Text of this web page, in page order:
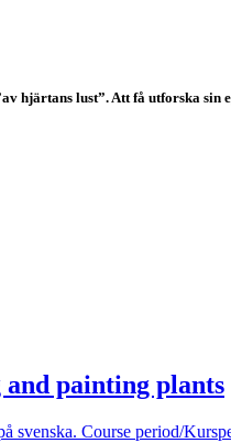
hjärtans lust”. Att få utforska
painting plants
svenska. Course period/